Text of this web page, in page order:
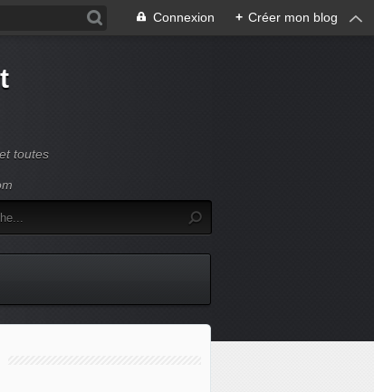
Connexion + Créer mon blog
toutes